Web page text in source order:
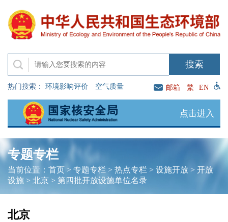
热门搜索： 环境影响评价 空气质量 邮箱 繁 EN
点击进入
专题专栏
当前位置： 首页> 专题专栏> 热点专栏 > 设施开放> 开放
设施> 北京> 第四批开放设施单位名录
北京